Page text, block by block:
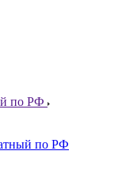
по РФ
по РФ